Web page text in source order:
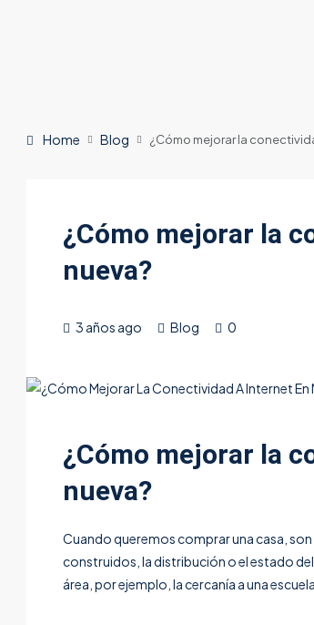
Home Blog ¿Cómo mejorar la
¿Cómo mejorar la
nueva?
3 años ago Blog 0
¿Cómo mejorar la
nueva?
Cuando queremos comprar una casa,
construidos, la distribución o el estado
área, por ejemplo, la cercanía a una